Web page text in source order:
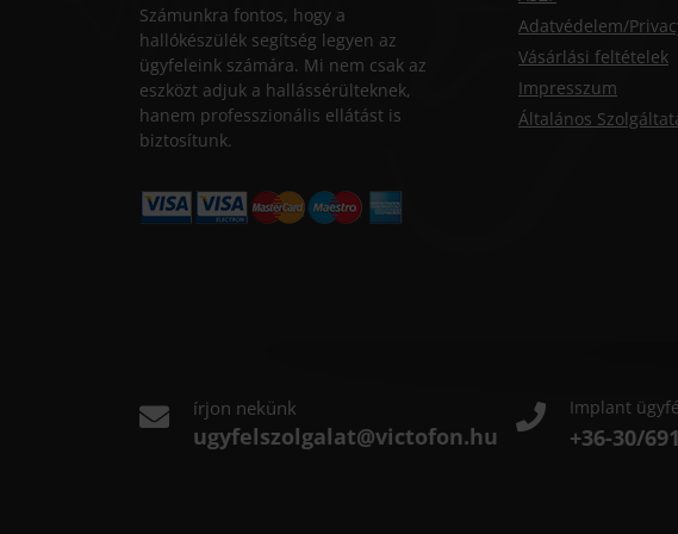
Számunkra fontos, hogy a
hallókészülék segítség legyen az
ügyfeleink számára. Mi nem csak az
eszközt adjuk a hallássérülteknek,
hanem professzionális ellátást is
biztosítunk.
Adatvédelem/
Vásárlási feltételek
Impresszum
Általános
írjon nekünk
ugyfelszolgalat@victofon.hu
Implant
+36-30/